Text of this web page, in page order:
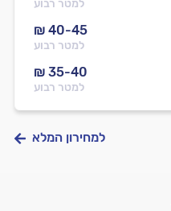
למטר רבוע
₪ 40-45
למטר רבוע
₪ 35-40
למטר רבוע
למחירון המלא